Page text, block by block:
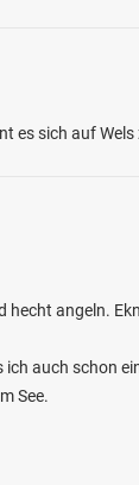
es sich auf Wels
angeln.
auch schon
See.